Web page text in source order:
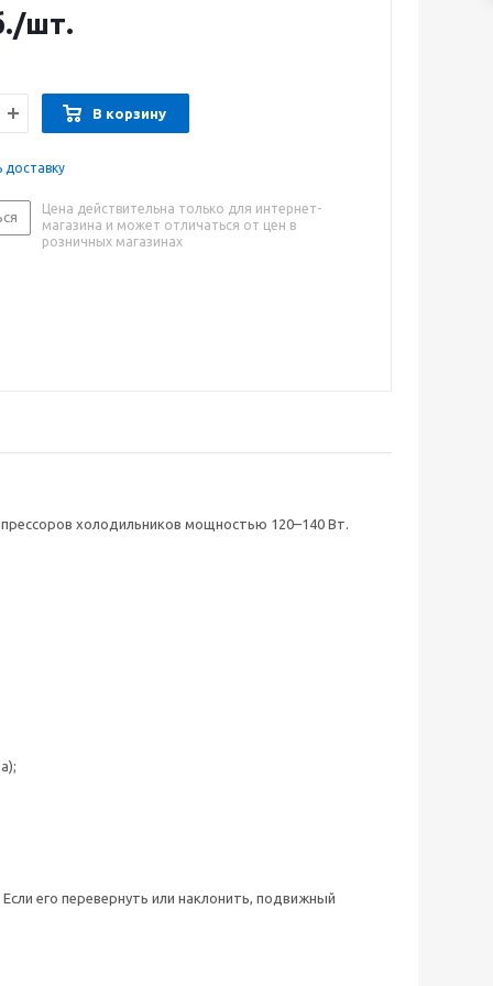
/шт.
В корзину
доставку
Цена действительна только для интернет-
магазина и может отличаться от цен в
розничных магазинах
холодильников мощностью 120–140 Вт.
его перевернуть или наклонить, подвижный